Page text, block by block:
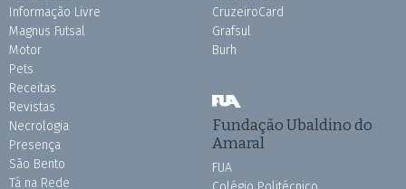
Informação Livre
Magnus Futsal
Motor
Pets
Receitas
Revistas
Necrologia
Presença
São Bento
Tá na Rede
CruzeiroCard
Grafsul
Burh
Fundação Ubaldino do
Amaral
FUA